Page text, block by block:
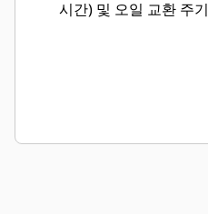
시간) 및 오일 교환 주기